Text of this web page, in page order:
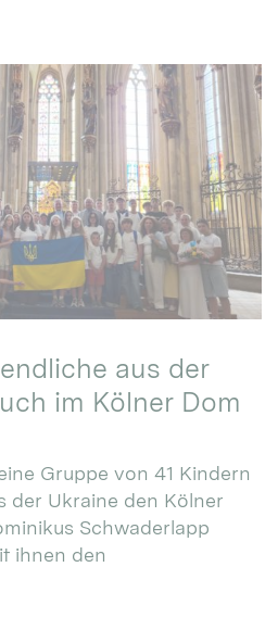
aus der
im Kölner Dom
Gruppe von 41 Kindern
der Ukraine den Kölner
Schwaderlapp
ihnen den